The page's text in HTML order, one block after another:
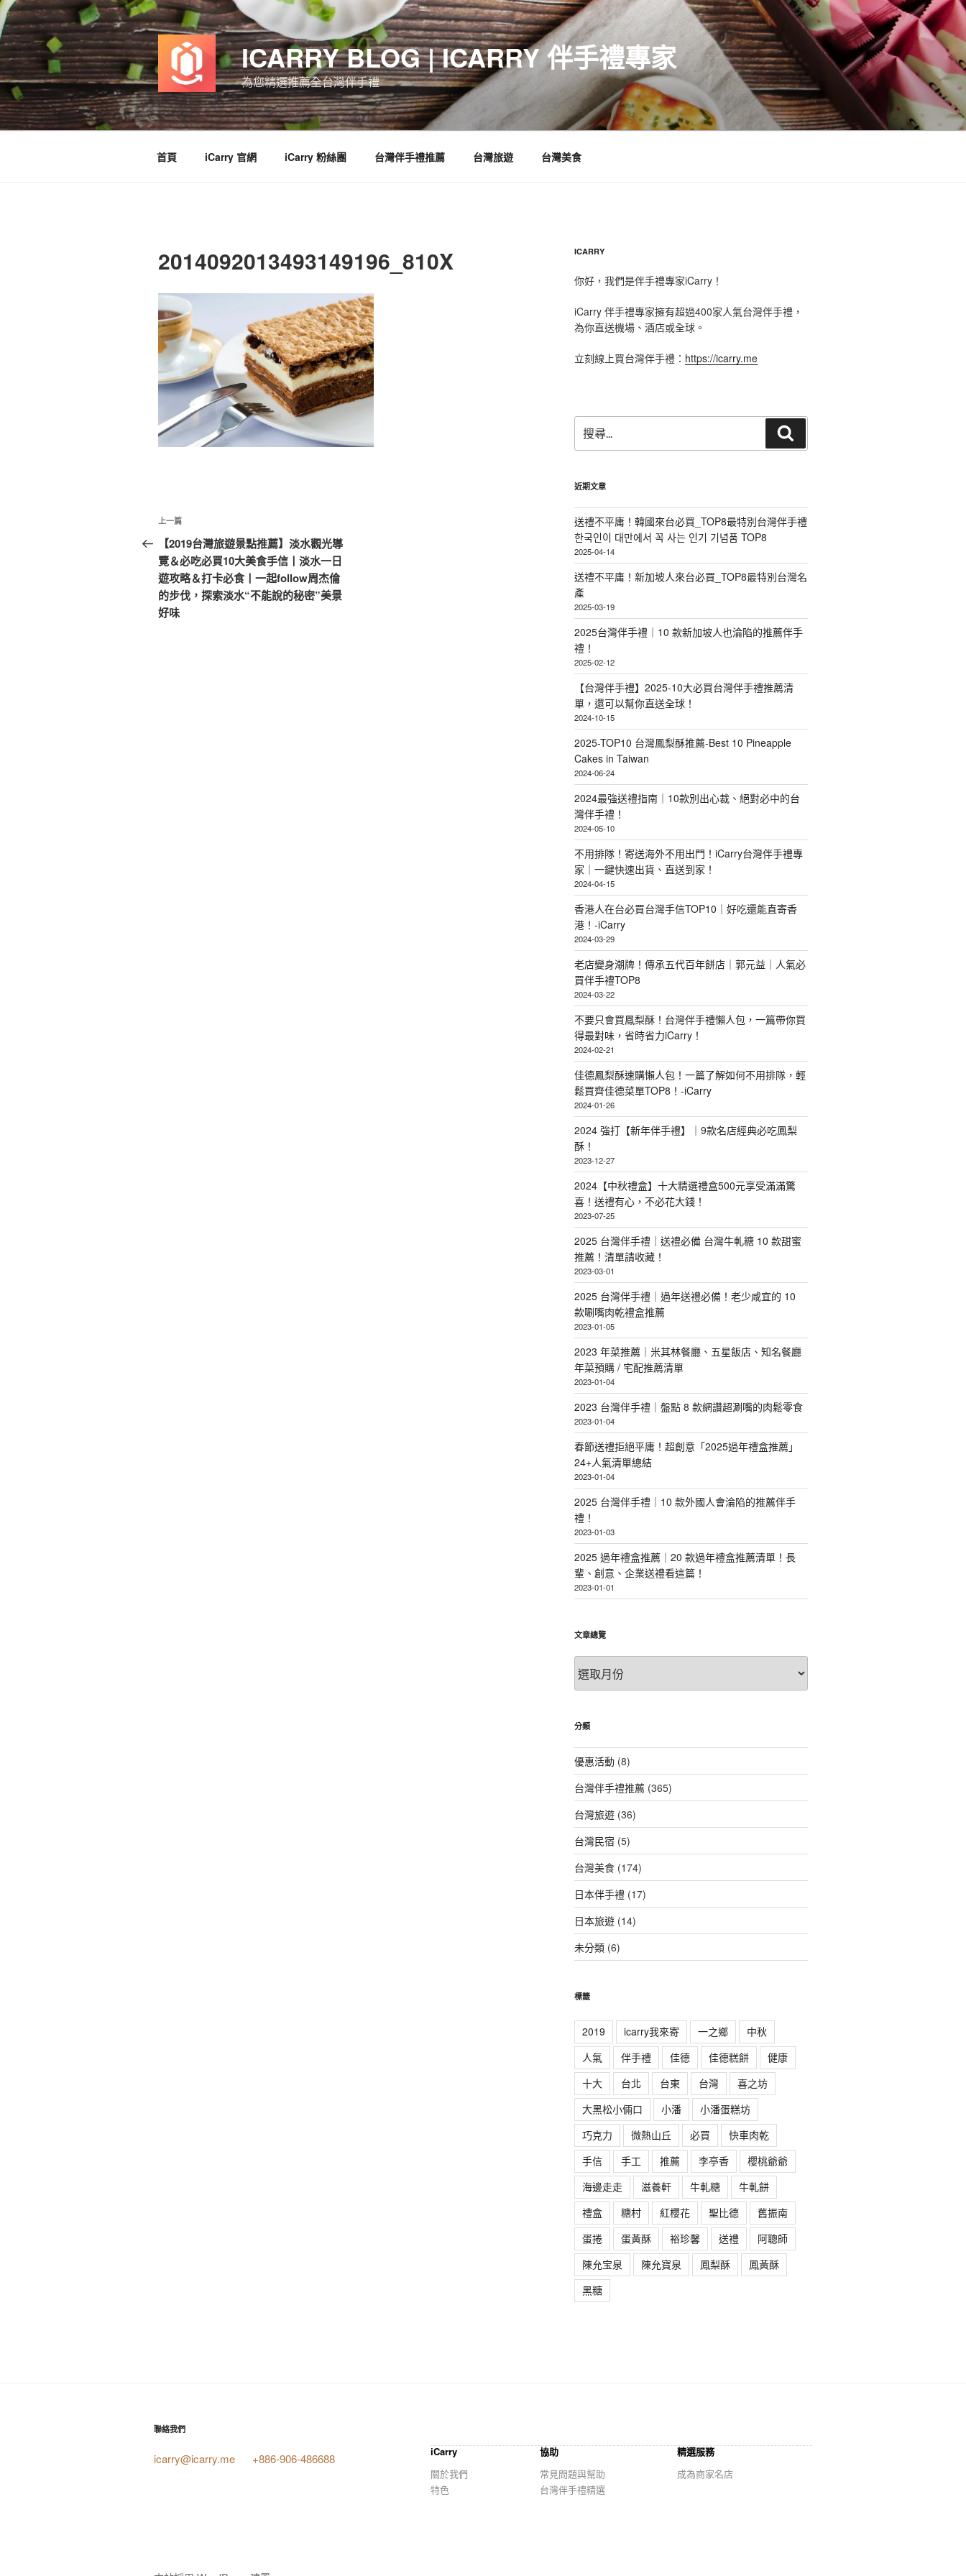
跳
至
主
要
內
容
ICARRY BLOG | ICARRY 伴手禮專家
為您精選推薦全台灣伴手禮
首頁 iCarry 官網 iCarry 粉絲團 台灣伴手禮推薦 台灣旅遊 台灣美食
2014092013493149196_810X
文
章
導
覽
上
一
篇
文
章
上一篇
【2019台灣旅遊景點推薦】淡水觀光導
覽＆必吃必買10大美食手信丨淡水一日
遊攻略＆打卡必食丨一起follow周杰倫
的步伐，探索淡水“不能說的秘密”美景
好味
ICARRY
你好，我們是伴手禮專家iCarry！
iCarry 伴手禮專家擁有超過400家人氣台灣伴手禮，
為你直送機場、酒店或全球。
立刻線上買台灣伴手禮： https://icarry.me
尋
關
字:
尋
近期文章
送禮不平庸！韓國來台必買_TOP8最特別台灣伴手禮
한국인이 대만에서 꼭 사는 인기 기념품 TOP8
2025-04-14
送禮不平庸！新加坡人來台必買_TOP8最特別台灣名
產
2025-03-19
2025台灣伴手禮｜10 款新加坡人也淪陷的推薦伴手
禮！
2025-02-12
【台灣伴手禮】2025-10大必買台灣伴手禮推薦清
單，還可以幫你直送全球！
2024-10-15
2025-TOP10 台灣鳳梨酥推薦-Best 10 Pineapple
Cakes in Taiwan
2024-06-24
2024最強送禮指南｜10款別出心裁、絕對必中的台
灣伴手禮！
2024-05-10
不用排隊！寄送海外不用出門！iCarry台灣伴手禮專
家｜一鍵快速出貨、直送到家！
2024-04-15
香港人在台必買台灣手信TOP10｜好吃還能直寄香
港！-iCarry
2024-03-29
老店變身潮牌！傳承五代百年餅店｜郭元益｜人氣必
買伴手禮TOP8
2024-03-22
不要只會買鳳梨酥！台灣伴手禮懶人包，一篇帶你買
得最對味，省時省力iCarry！
2024-02-21
佳德鳳梨酥速購懶人包！一篇了解如何不用排隊，輕
鬆買齊佳德菜單TOP8！-iCarry
2024-01-26
2024 強打【新年伴手禮】｜9款名店經典必吃鳳梨
酥！
2023-12-27
2024【中秋禮盒】十大精選禮盒500元享受滿滿驚
喜！送禮有心，不必花大錢！
2023-07-25
2025 台灣伴手禮｜送禮必備 台灣牛軋糖 10 款甜蜜
推薦！清單請收藏！
2023-03-01
2025 台灣伴手禮｜過年送禮必備！老少咸宜的 10
款唰嘴肉乾禮盒推薦
2023-01-05
2023 年菜推薦｜米其林餐廳、五星飯店、知名餐廳
年菜預購 / 宅配推薦清單
2023-01-04
2023 台灣伴手禮｜盤點 8 款網讚超涮嘴的肉鬆零食
2023-01-04
春節送禮拒絕平庸！超創意「2025過年禮盒推薦」
24+人氣清單總結
2023-01-04
2025 台灣伴手禮｜10 款外國人會淪陷的推薦伴手
禮！
2023-01-03
2025 過年禮盒推薦｜20 款過年禮盒推薦清單！長
輩、創意、企業送禮看這篇！
2023-01-01
文章總覽
章
總
分類
優惠活動(8)
台灣伴手禮推薦(365)
台灣旅遊(36)
台灣民宿 (5)
台灣美食(174)
日本伴手禮(17)
日本旅遊(14)
未分類(6)
標籤
2019 icarry我來寄 一之鄉
中秋
人氣
伴手禮 佳德 佳德糕餅
健康
十大
台北 台東 台灣
喜之坊
大黑松小倆口
小潘
小潘蛋糕坊
巧克力
微熱山丘 必買
快車肉乾
手信
手工 推薦 李亭香
櫻桃爺爺
海邊走走
滋養軒 牛軋糖
牛軋餅
禮盒
糖村 紅櫻花 聖比德
舊振南
蛋捲
蛋黃酥 裕珍馨 送禮
阿聰師
陳允宝泉
陳允寶泉 鳳梨酥
鳳黃酥
黑糖
聯絡我們
icarry@icarry.me +886-906-486688
iCarry
關於我們
特色
協助
常見問題與幫助
台灣伴手禮精選
精選服務
成為商家名店